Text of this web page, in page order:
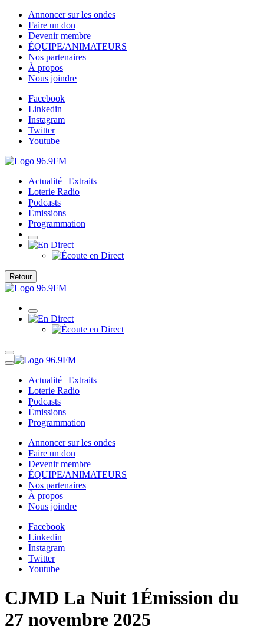
Annoncer sur les ondes
Faire un don
Devenir membre
ÉQUIPE/ANIMATEURS
Nos partenaires
À propos
Nous joindre
Facebook
Linkedin
Instagram
Twitter
Youtube
Actualité | Extraits
Loterie Radio
Podcasts
Émissions
Programmation
Retour
Actualité | Extraits
Loterie Radio
Podcasts
Émissions
Programmation
Annoncer sur les ondes
Faire un don
Devenir membre
ÉQUIPE/ANIMATEURS
Nos partenaires
À propos
Nous joindre
Facebook
Linkedin
Instagram
Twitter
Youtube
CJMD La Nuit 1Émission du
27 novembre 2025